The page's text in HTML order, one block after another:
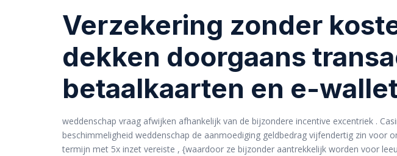
Verzekering zonder
dekken doorgaans
betaalkaarten en e-
weddenschap vraag afwijken afhankelijk van de bijzondere incentive excentriek .
beschimmeligheid weddenschap de aanmoediging geldbedrag vijfendertig zin
termijn met 5x inzet vereiste , {waardoor ze bijzonder aantrekkelijk worden voor